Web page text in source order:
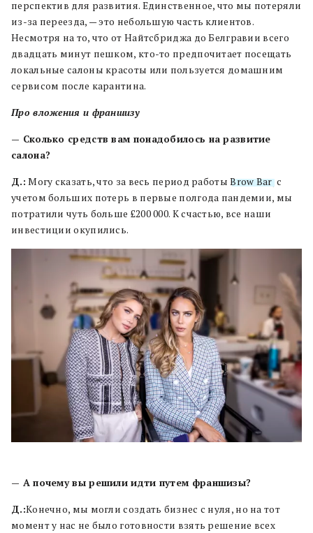
перспектив для развития. Единственное, что мы потеряли
из-за переезда, — это небольшую часть клиентов.
Несмотря на то, что от Найтсбриджа до Белгравии всего
двадцать минут пешком, кто-то предпочитает посещать
локальные салоны красоты или пользуется домашним
сервисом после карантина.
Про вложения и франшизу
— Сколько средств вам понадобилось на развитие
салона?
Д.: Могу сказать, что за весь период работыBrow Bar, с
учетом больших потерь в первые полгода пандемии, мы
потратили чуть больше £200 000. К счастью, все наши
инвестиции окупились.
— А почему вы решили идти путем франшизы?
Д.:Конечно, мы могли создать бизнес с нуля, но на тот
момент у нас не было готовности взять решение всех